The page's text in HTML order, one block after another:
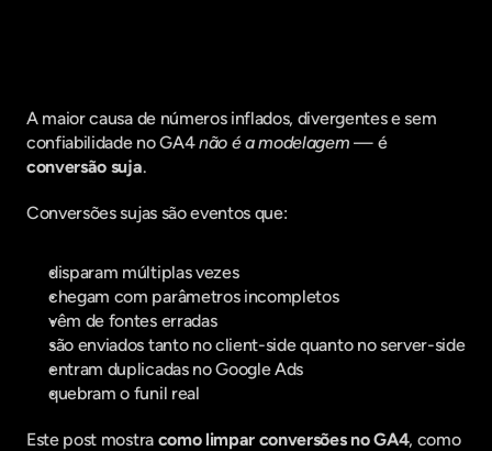
A maior causa de números inflados, divergentes e sem
confiabilidade no GA4 não é a modelagem
— é
conversão suja.
Conversões sujas são eventos que:
disparam múltiplas vezes
chegam com parâmetros incompletos
vêm de fontes erradas
são enviados tanto no client-side quanto no server-side
entram duplicadas no Google Ads
quebram o funil real
Este post mostra como limpar conversões no GA4, como